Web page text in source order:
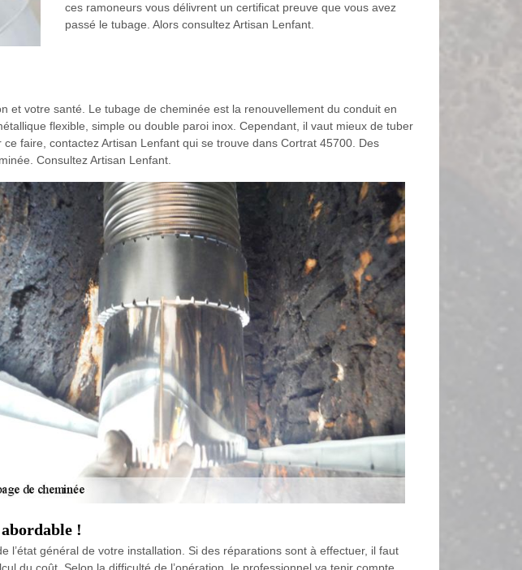
ces ramoneurs vous délivrent un certificat preuve que vous avez
passé le tubage. Alors consultez Artisan Lenfant.
et votre santé. Le tubage de cheminée est la renouvellement du conduit en
flexible, simple ou double paroi inox. Cependant, il vaut mieux de tuber
faire, contactez Artisan Lenfant qui se trouve dans Cortrat 45700. Des
Consultez Artisan Lenfant.
!
général de votre installation. Si des réparations sont à effectuer, il faut